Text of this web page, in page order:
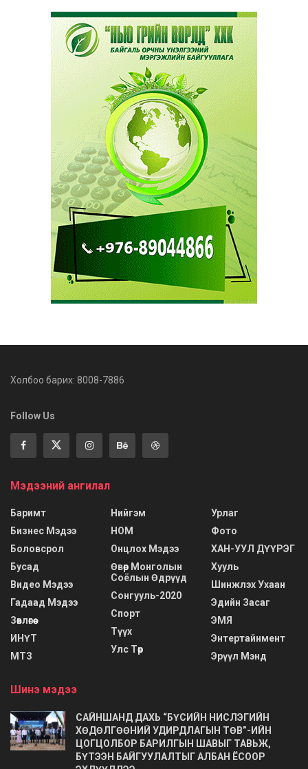
Холбоо барих: 8008-7886
Follow Us
Мэдээний ангилал
Баримт
Бизнес Мэдээ
Боловсрол
Бусад
Видео Мэдээ
Гадаад Мэдээ
Зөвлөгөө
ИНҮТ
МТЗ
Нийгэм
НОМ
Онцлох Мэдээ
Өвөр Монголын
Соёлын Өдрүүд
Сонгууль-2020
Спорт
Түүх
Улс Төр
Урлаг
Фото
ХАН-УУЛ ДҮҮРЭГ
Хууль
Шинжлэх Ухаан
Эдийн Засаг
ЭМЯ
Энтертайнмент
Эрүүл Мэнд
Шинэ мэдээ
САЙНШАНД ДАХЬ “БҮСИЙН НИСЛЭГИЙН
ХӨДӨЛГӨӨНИЙ УДИРДЛАГЫН ТӨВ”-ИЙН
ЦОГЦОЛБОР БАРИЛГЫН ШАВЫГ ТАВЬЖ,
БҮТЭЭН БАЙГУУЛАЛТЫГ АЛБАН ЁСООР